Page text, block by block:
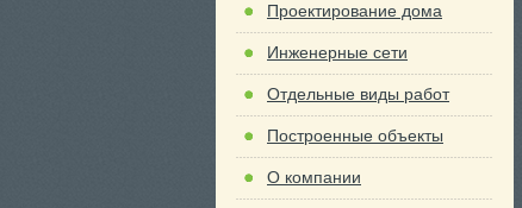
Проектирование дома
Инженерные сети
Отдельные виды работ
Построенные объекты
О компании